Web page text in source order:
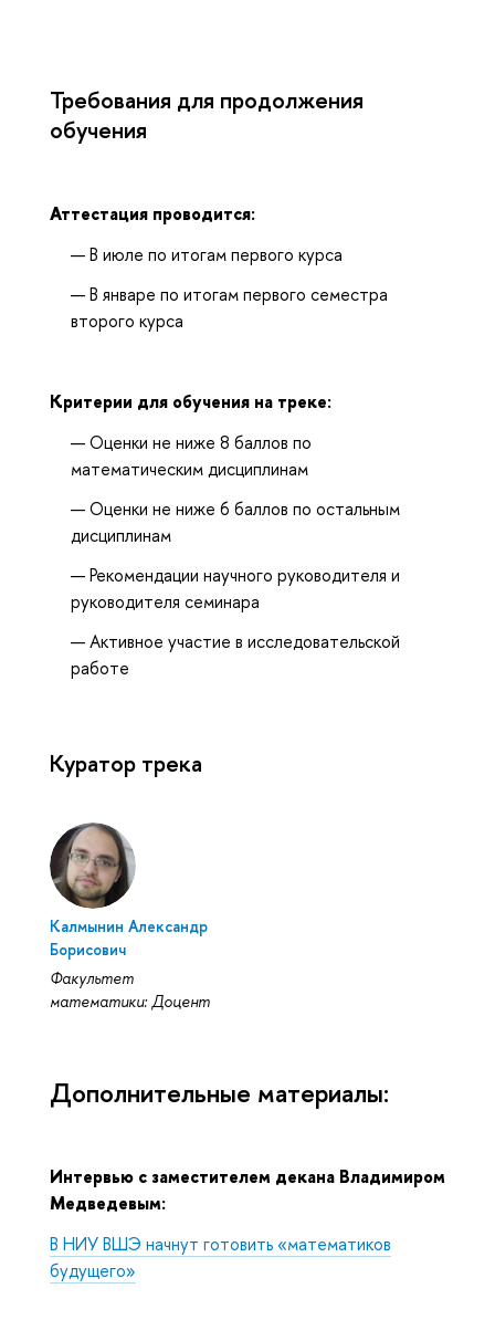
Требования для продолжения
обучения
Аттестация проводится:
В июле по итогам первого курса
В январе по итогам первого семестра
второго курса
Критерии для обучения на треке:
Оценки не ниже 8 баллов по
математическим дисциплинам
Оценки не ниже 6 баллов по остальным
дисциплинам
Рекомендации научного руководителя и
руководителя семинара
Активное участие в исследовательской
работе
Куратор трека
Калмынин Александр
Борисович
Факультет
математики: Доцент
Дополнительные материалы:
Интервью с заместителем декана Владимиром
Медведевым:
В НИУ ВШЭ начнут готовить «математиков
будущего»